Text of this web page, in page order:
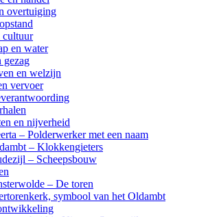
overtuiging
cultuur
en water
gezag
en welzijn
vervoer
en nijverheid
– Polderwerker met een naam
– Klokkengieters
– Scheepsbouw
– De toren
symbool van het Oldambt